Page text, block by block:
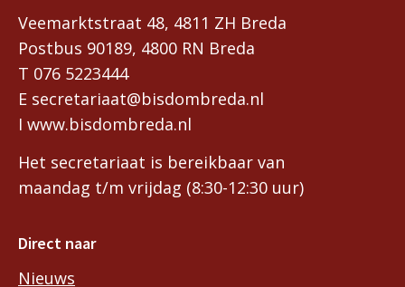
Veemarktstraat 48, 4811 ZH Breda
Postbus 90189, 4800 RN Breda
T 076 5223444
E secretariaat@bisdombreda.nl
I www.bisdombreda.nl
Het secretariaat is bereikbaar van
maandag t/m vrijdag (8:30-12:30 uur)
Direct naar
Nieuws